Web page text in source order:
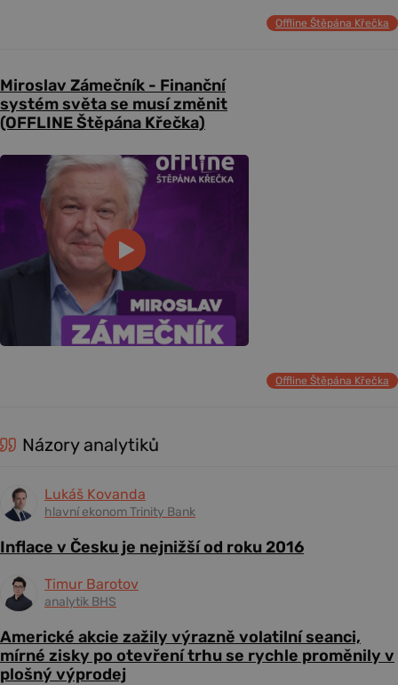
Offline Štěpána Křečka
Miroslav Zámečník - Finanční
systém světa se musí změnit
(OFFLINE Štěpána Křečka)
Offline Štěpána Křečka
Názory analytiků
Lukáš Kovanda
hlavní ekonom Trinity Bank
Inflace v Česku je nejnižší od roku 2016
Timur Barotov
analytik BHS
Americké akcie zažily výrazně volatilní seanci,
mírné zisky po otevření trhu se rychle proměnily v
plošný výprodej